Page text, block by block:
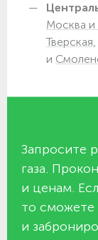
Москва и
Тверская,
и
Запросите
газа.
и ценам.
то сможете
и